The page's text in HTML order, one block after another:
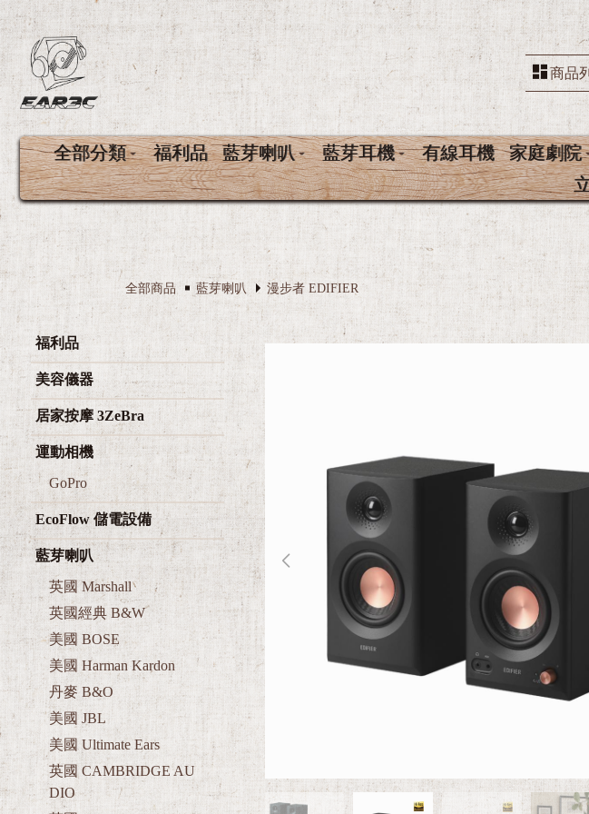
商品
全部分類 福利品 藍芽喇叭 藍芽耳機 有線耳機 家庭劇院
全部商品 藍芽喇叭 漫步者 EDIFIER
福利品
美容儀器
居家按摩 3ZeBra
運動相機
GoPro
EcoFlow 儲電設備
藍芽喇叭
英國 Marshall
英國經典 B&W
美國 BOSE
美國 Harman Kardon
丹麥 B&O
美國 JBL
美國 Ultimate Ears
英國 CAMBRIDGE AU
DIO